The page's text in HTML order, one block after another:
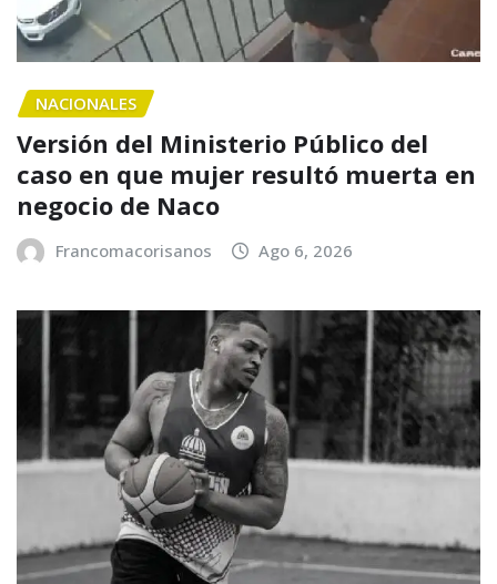
NACIONALES
Versión del Ministerio Público del
caso en que mujer resultó muerta en
negocio de Naco
Francomacorisanos Ago 6, 2026